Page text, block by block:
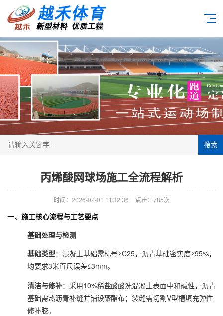
搜索
丙烯酸网球场施工全流程解析
时间：2026-02-01 11:32:36
点击：785次
一、施工核心流程与工艺要点
基础处理与检测
基础类型：混凝土基础需标号≥C25，沥青基础密实度≥95%，
均要求3米直尺误差≤3mm。
清洁与修补：采用10%稀盐酸酸洗混凝土表面中和碱性，沥青
基础需热沥青补缝并铺设聚酯布；裂缝需切割V型槽填充弹性
修补胶。